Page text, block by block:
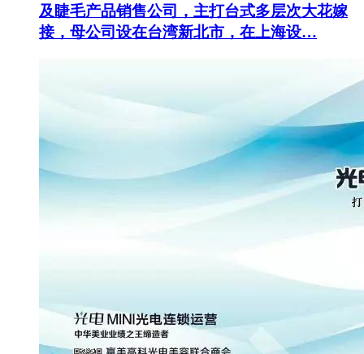
及睫毛产品销售公司，主打台式多层次大花嫁
接，母公司设在台湾新北市，在上海设…